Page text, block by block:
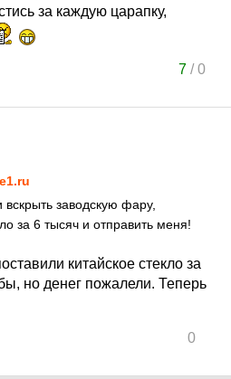
за каждую царапку,
7/0
заводскую фару,
за 6 тысяч и отправить меня!
китайское стекло за
но денег пожалели. Теперь
0